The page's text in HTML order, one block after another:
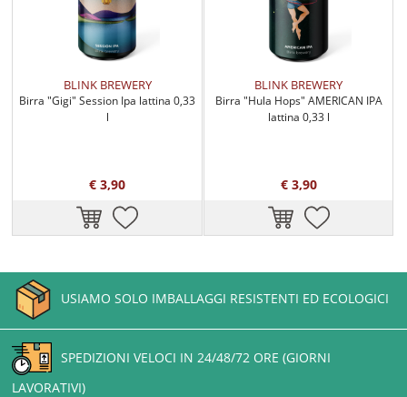
BLINK BREWERY
Birra "Gigi" Session Ipa lattina 0,33
l
€ 3,90
BLINK BREWERY
Birra "Hula Hops" AMERICAN IPA
lattina 0,33 l
€ 3,90
USIAMO SOLO IMBALLAGGI RESISTENTI ED ECOLOGICI
SPEDIZIONI VELOCI IN 24/48/72 ORE (GIORNI
LAVORATIVI)